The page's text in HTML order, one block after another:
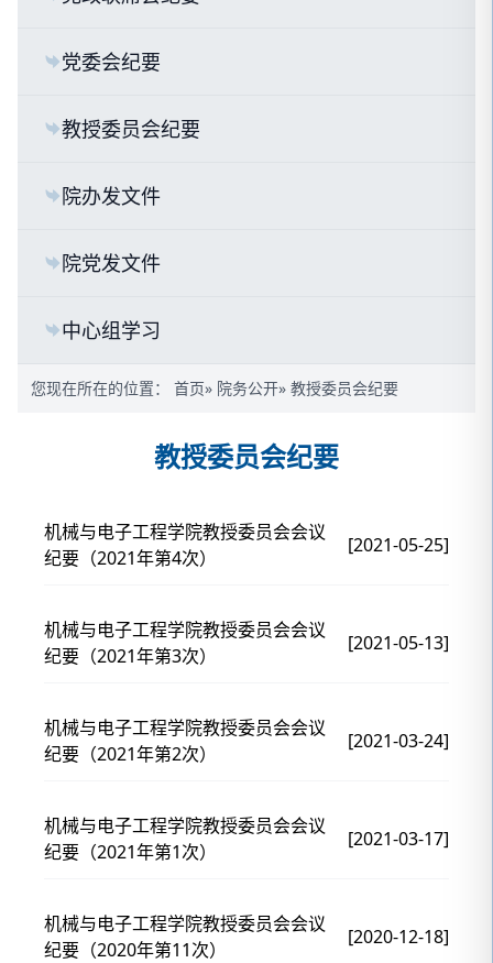
党委会纪要
教授委员会纪要
院办发文件
院党发文件
中心组学习
您现在所在的位置： 首页» 院务公开» 教授委员会纪要
教授委员会纪要
机械与电子工程学院教授委员会会议
纪要（2021年第4次）
[2021-05-25]
机械与电子工程学院教授委员会会议
纪要（2021年第3次）
[2021-05-13]
机械与电子工程学院教授委员会会议
纪要（2021年第2次）
[2021-03-24]
机械与电子工程学院教授委员会会议
纪要（2021年第1次）
[2021-03-17]
机械与电子工程学院教授委员会会议
纪要（2020年第11次）
[2020-12-18]